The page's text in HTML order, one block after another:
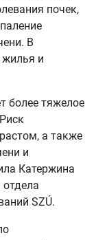
почек,
В
жилья и
более тяжелое
а также
и
Катержина
SZÚ.